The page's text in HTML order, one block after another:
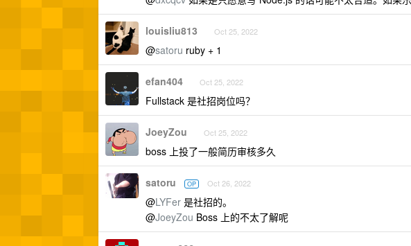
louisliu813 Oct 25, 2022
@satoru ruby + 1
efan404 Oct 25, 2022
Fullstack 是社招岗位吗？
JoeyZou Oct 25, 2022
boss 上投了一般简历审核多久
satoru OP Oct 26, 2022
@LYFer 是社招的。
@JoeyZou Boss 上的不太了解呢